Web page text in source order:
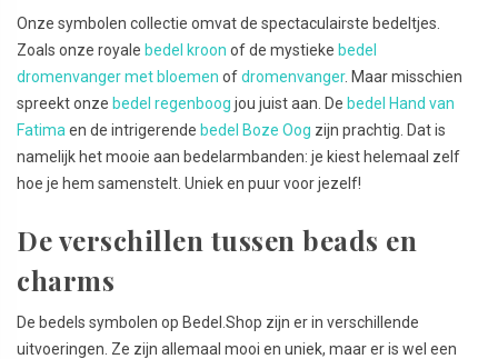
Onze symbolen collectie omvat de spectaculairste bedeltjes.
Zoals onze royale bedel kroon of de mystieke bedel
dromenvanger met bloemen ofdromenvanger. Maar misschien
spreekt onze bedel regenboog jou juist aan. De bedel Hand van
Fatima en de intrigerende bedel Boze Oog zijn prachtig. Dat is
namelijk het mooie aan bedelarmbanden: je kiest helemaal zelf
hoe je hem samenstelt. Uniek en puur voor jezelf!
De verschillen tussen beads en
charms
De bedels symbolen op Bedel.Shop zijn er in verschillende
uitvoeringen. Ze zijn allemaal mooi en uniek, maar er is wel een